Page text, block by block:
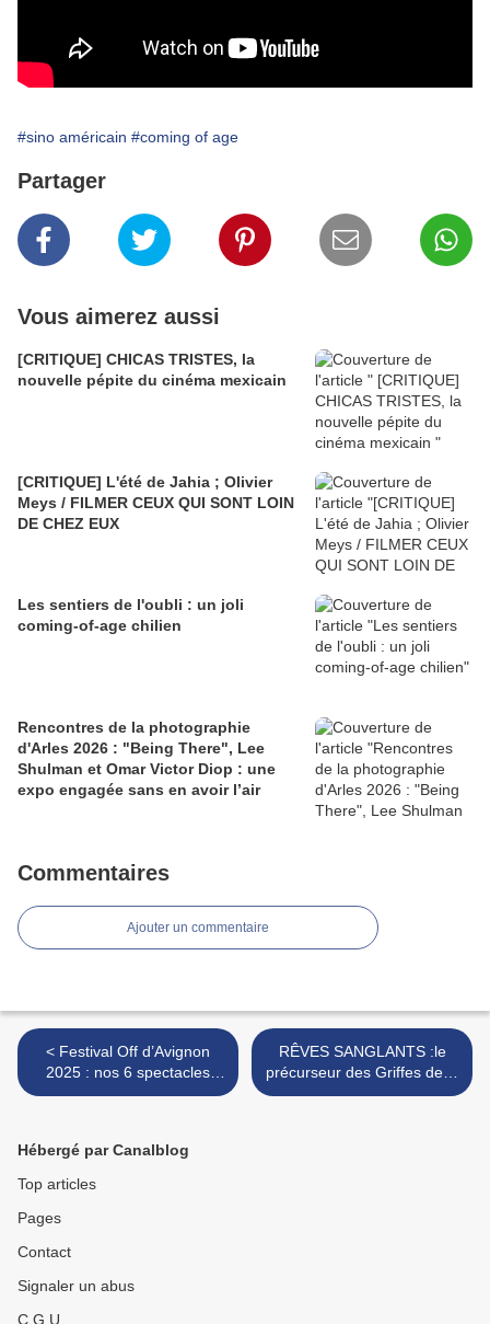
#sino américain #coming of age
Partager
Vous aimerez aussi
[CRITIQUE] CHICAS TRISTES, la
nouvelle pépite du cinéma mexicain
[CRITIQUE] L'été de Jahia ; Olivier
Meys / FILMER CEUX QUI SONT LOIN
DE CHEZ EUX
Les sentiers de l'oubli : un joli
coming-of-age chilien
Rencontres de la photographie
d'Arles 2026 : "Being There", Lee
Shulman et Omar Victor Diop : une
expo engagée sans en avoir l’air
Commentaires
Ajouter un commentaire
< Festival Off d’Avignon
2025 : nos 6 spectacles
coups de cœur en humour-
RÊVES SANGLANTS :le
précurseur des Griffes de la
Nuit de retour en vidéo >
Hébergé par Canalblog
Top articles
Pages
Contact
Signaler un abus
C.G.U.